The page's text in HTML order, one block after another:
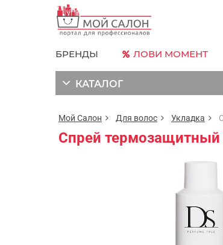
БРЕНДЫ ЛОВИ МОМЕНТ
КАТАЛОГ
Мой Салон Для волос Укладка
Спрей термозащитный